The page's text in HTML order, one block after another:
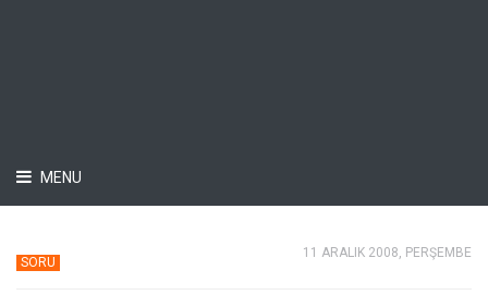
MENU
SORU
11 ARALIK 2008, PERŞEMBE